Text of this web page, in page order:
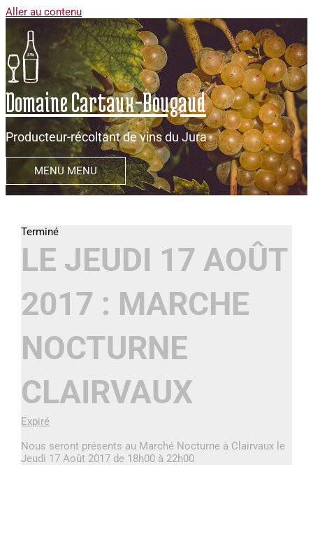
Aller au contenu
Domaine Cartaux-Bougaud
Producteur-récoltant de vins du Jura
MENU MENU
LE JEUDI 17 AOÛT
2017 : MARCHE
NOCTURNE
CLAIRVAUX
Expiré
Nous seront présents au Marché Nocturne à Clairvaux le
Jeudi 17 Août 2017 de 18h00 à 22h00